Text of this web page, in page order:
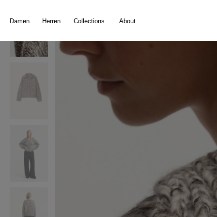
Damen Herren Collections About